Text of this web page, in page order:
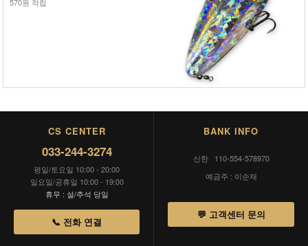
CS CENTER
033-244-3274
평일/토요일 10:00 - 20:00
일요일/공휴일 10:00 - 19:00
휴무 : 설/추석 당일
📞 전화 연결
BANK INFO
신한 110-554-578970
예금주 : 이순재
💬 고객센터 문의